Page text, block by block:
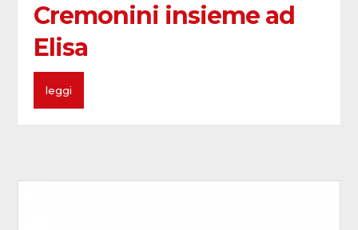
Cremonini insieme ad
Elisa
leggi